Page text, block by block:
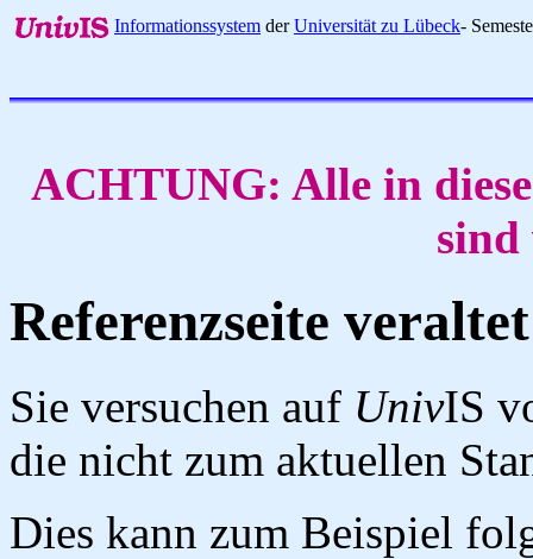
Informationssystem derUniversität zu Lübeck-
ACHTUNG: Alle in
Referenzseite veraltet
Sie versuchen auf UnivIS
die nicht zum aktuellen
Dies kann zum Beispiel